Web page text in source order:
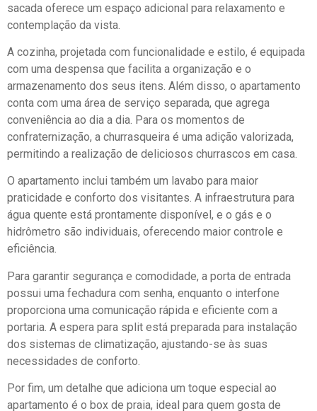
sacada oferece um espaço adicional para relaxamento e
contemplação da vista.
A cozinha, projetada com funcionalidade e estilo, é equipada
com uma despensa que facilita a organização e o
armazenamento dos seus itens. Além disso, o apartamento
conta com uma área de serviço separada, que agrega
conveniência ao dia a dia. Para os momentos de
confraternização, a churrasqueira é uma adição valorizada,
permitindo a realização de deliciosos churrascos em casa.
O apartamento inclui também um lavabo para maior
praticidade e conforto dos visitantes. A infraestrutura para
água quente está prontamente disponível, e o gás e o
hidrômetro são individuais, oferecendo maior controle e
eficiência.
Para garantir segurança e comodidade, a porta de entrada
possui uma fechadura com senha, enquanto o interfone
proporciona uma comunicação rápida e eficiente com a
portaria. A espera para split está preparada para instalação
dos sistemas de climatização, ajustando-se às suas
necessidades de conforto.
Por fim, um detalhe que adiciona um toque especial ao
apartamento é o box de praia, ideal para quem gosta de